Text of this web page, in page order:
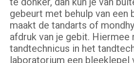
gebeurt met behulp van een
maakt de tandarts of
afdruk van je gebit. Hiermee
tandtechnicus in het
laboratorium een bleeklepel